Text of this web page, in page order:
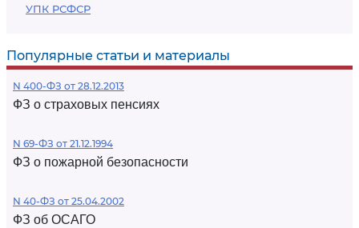
УПК РСФСР
Популярные статьи и материалы
N 400-ФЗ от 28.12.2013
ФЗ о страховых пенсиях
N 69-ФЗ от 21.12.1994
ФЗ о пожарной безопасности
N 40-ФЗ от 25.04.2002
ФЗ об ОСАГО